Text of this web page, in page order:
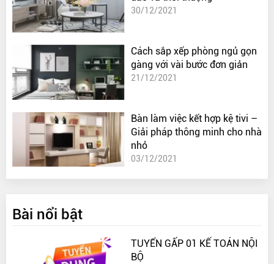
30/12/2021
Cách sắp xếp phòng ngủ gọn
gàng với vài bước đơn giản
21/12/2021
Bàn làm việc kết hợp kệ tivi –
Giải pháp thông minh cho nhà
nhỏ
03/12/2021
Bài nổi bật
TUYỂN GẤP 01 KẾ TOÁN NỘI
BỘ